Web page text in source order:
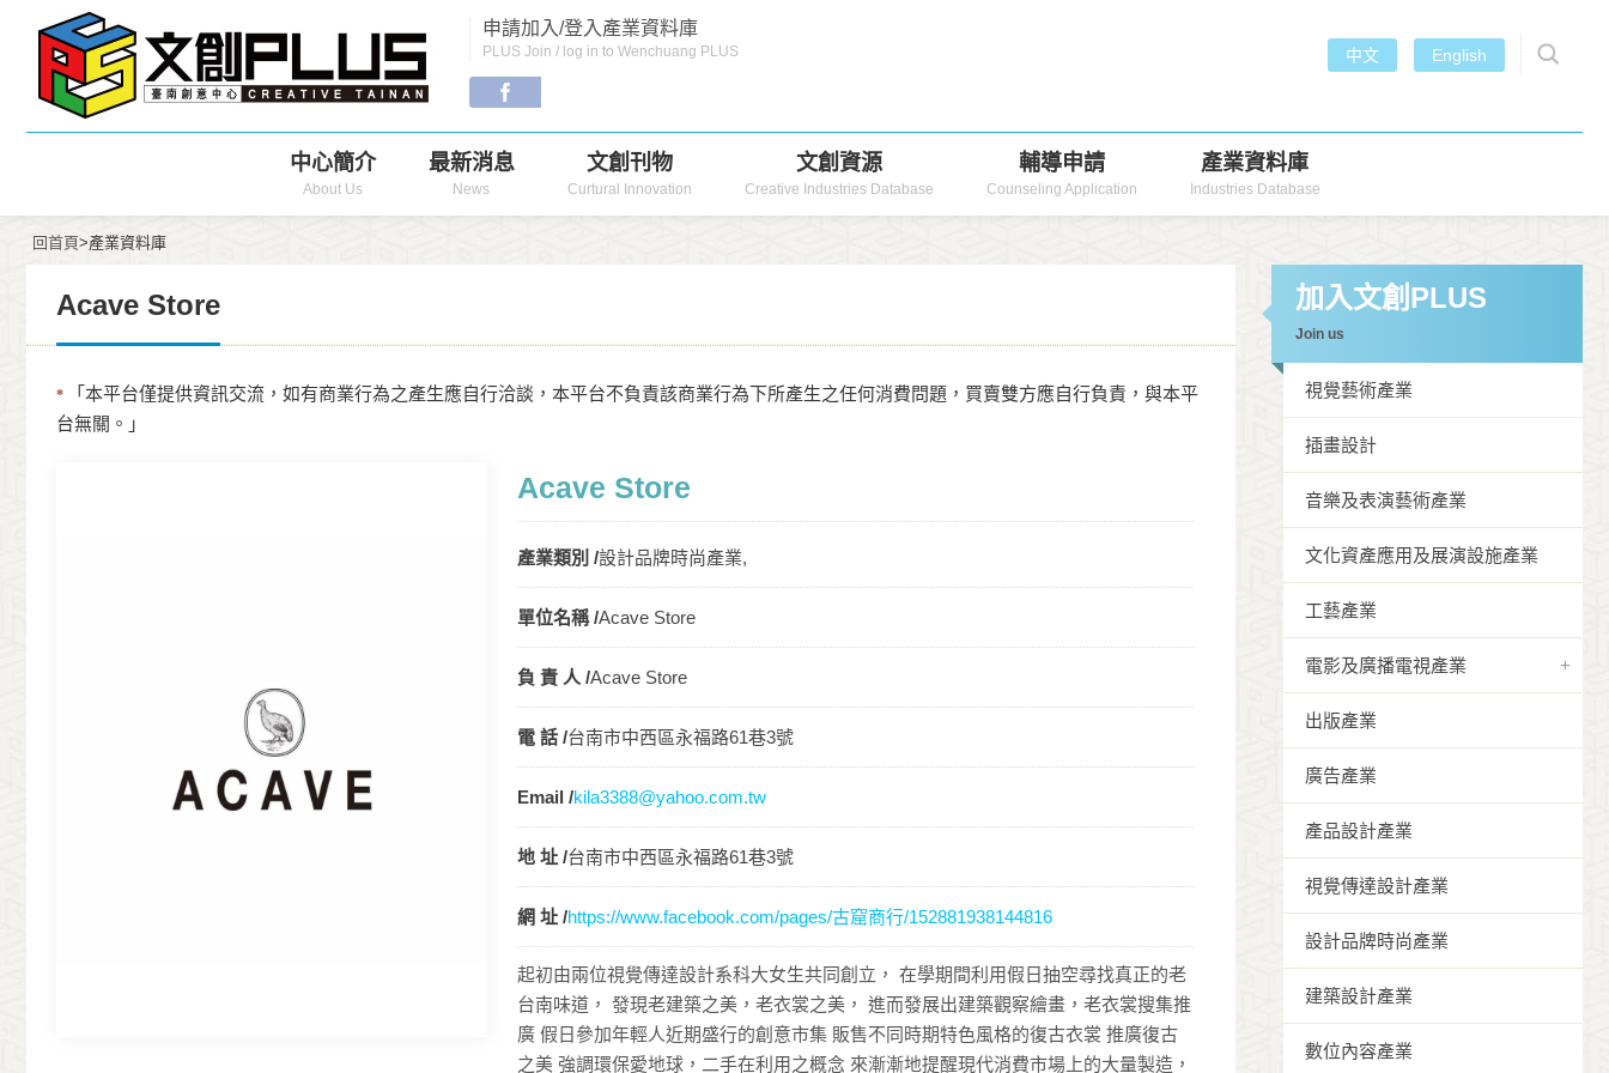
Menu
Navigation
中文 English
中心簡介
About Us
最新消息
News
文創刊物
Curtural Innovation
文創資源
Creative Industries Database
輔導申請
Counseling Application
產業資料庫
Industries Database
申請加入/登入產業資料庫
PLUS Join / log in to Wenchuang PLUS
回首頁>產業資料庫
Acave Store
*
「本平台僅提供資訊交流，如有商業行為之產生應自行洽談，本平台不負責該商業行為下所產生之任何消費問題，買賣雙方應自行負責，與本平
台無關。」
Acave Store
產業類別 /設計品牌時尚產業,
單位名稱 /Acave Store
負 責 人 /Acave Store
電 話 /台南市中西區永福路61巷3號
Email /kila3388@yahoo.com.tw
地 址 /台南市中西區永福路61巷3號
網 址 /https://www.facebook.com/pages/古窟商行/152881938144816
起初由兩位視覺傳達設計系科大女生共同創立， 在學期間利用假日抽空尋找真正的老
台南味道， 發現老建築之美，老衣裳之美， 進而發展出建築觀察繪畫，老衣裳搜集推
廣 假日參加年輕人近期盛行的創意市集 販售不同時期特色風格的復古衣裳 推廣復古
之美 強調環保愛地球，二手在利用之概念 來漸漸地提醒現代消費市場上的大量製造，
加入文創PLUS
Join us
視覺藝術產業
插畫設計
音樂及表演藝術產業
文化資產應用及展演設施產業
工藝產業
電影及廣播電視產業
出版產業
廣告產業
產品設計產業
視覺傳達設計產業
設計品牌時尚產業
建築設計產業
數位內容產業